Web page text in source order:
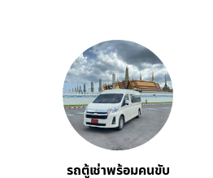
รถตู้เช่าพร้อมคนขับ